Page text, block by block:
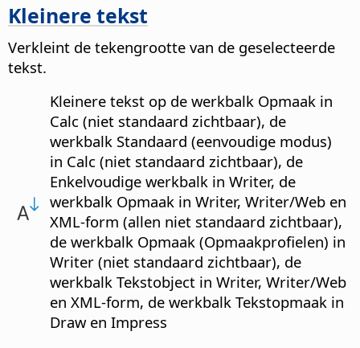
Kleinere tekst
Verkleint de tekengrootte van de geselecteerde
tekst.
Kleinere tekst op de werkbalk Opmaak in
Calc (niet standaard zichtbaar), de
werkbalk Standaard (eenvoudige modus)
in Calc (niet standaard zichtbaar), de
Enkelvoudige werkbalk in Writer, de
werkbalk Opmaak in Writer, Writer/Web en
XML-form (allen niet standaard zichtbaar),
de werkbalk Opmaak (Opmaakprofielen) in
Writer (niet standaard zichtbaar), de
werkbalk Tekstobject in Writer, Writer/Web
en XML-form, de werkbalk Tekstopmaak in
Draw en Impress